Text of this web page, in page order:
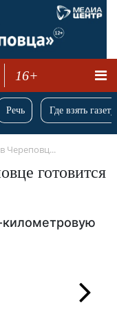
16+
Речь Где взять
Череповц...
готовится
километровую